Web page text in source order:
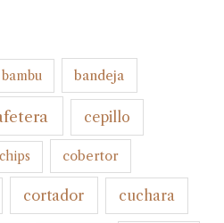
bambu bandeja
cepillo
chips cobertor
cortador cuchara